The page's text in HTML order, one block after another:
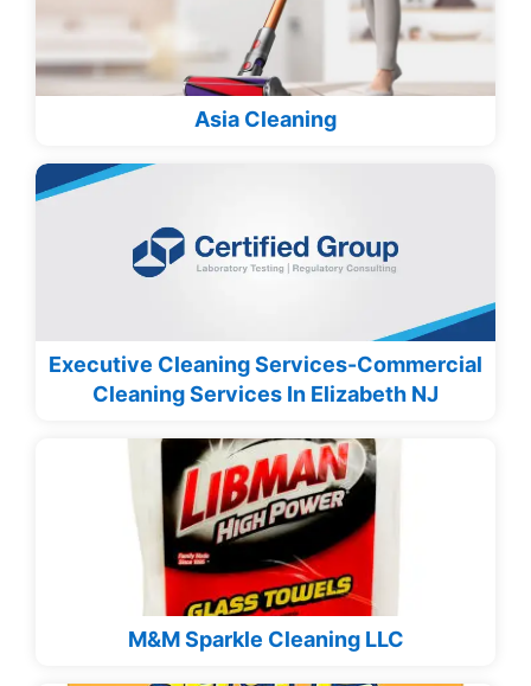
Asia Cleaning
Executive Cleaning Services-Commercial
Cleaning Services In Elizabeth NJ
M&M Sparkle Cleaning LLC